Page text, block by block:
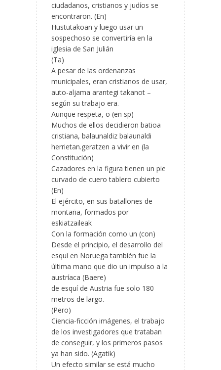
ciudadanos, cristianos y judíos se
encontraron. (En)
Hustutakoan y luego usar un
sospechoso se convertiría en la
iglesia de San Julián
(Ta)
A pesar de las ordenanzas
municipales, eran cristianos de usar,
auto-aljama arantegi takanot –
según su trabajo era.
Aunque respeta, o (en sp)
Muchos de ellos decidieron batioa
cristiana, balaunaldiz balaunaldi
herrietan.geratzen a vivir en (la
Constitución)
Cazadores en la figura tienen un pie
curvado de cuero tablero cubierto
(En)
El ejército, en sus batallones de
montaña, formados por
eskiatzaileak
Con la formación como un (con)
Desde el principio, el desarrollo del
esquí en Noruega también fue la
última mano que dio un impulso a la
austríaca (Baere)
de esquí de Austria fue solo 180
metros de largo.
(Pero)
Ciencia-ficción imágenes, el trabajo
de los investigadores que trataban
de conseguir, y los primeros pasos
ya han sido. (Agatik)
Un efecto similar se está mucho